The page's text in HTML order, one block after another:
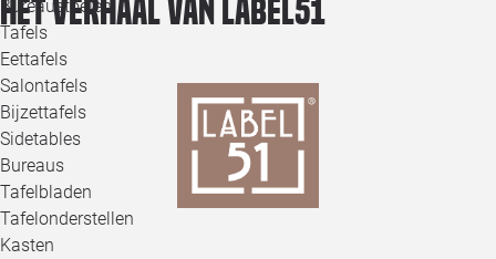
Bureaustoelen
Tafels
Eettafels
Salontafels
Bijzettafels
Sidetables
Bureaus
Tafelbladen
Tafelonderstellen
Kasten
Het verhaal van LABEL51